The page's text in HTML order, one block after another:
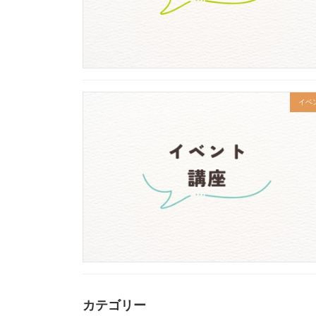
イベ
カテゴリー